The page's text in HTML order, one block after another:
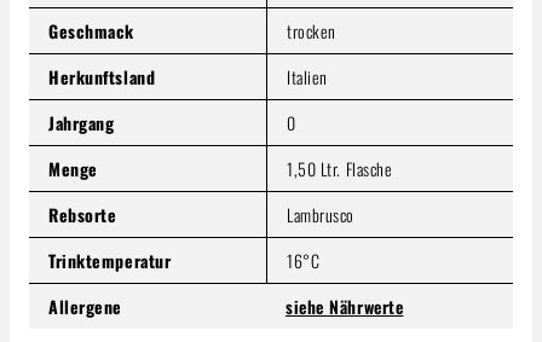
Geschmack
trocken
Herkunftsland
Italien
Jahrgang
0
Menge
1,50 Ltr. Flasche
Rebsorte
Lambrusco
Trinktemperatur
16°C
Allergene
siehe Nährwerte